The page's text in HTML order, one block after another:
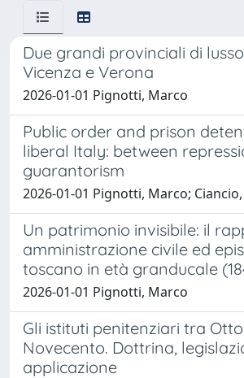
Due grandi provinciali di
Vicenza e Verona
2026-01-01 Pignotti, Marco
Public order and prison
liberal Italy: between
guarantorism
2026-01-01 Pignotti, Marco;
Un patrimonio invisibile: il
amministrazione civile ed
toscano in età granducale
2026-01-01 Pignotti, Marco
Gli istituti penitenziari tra
Novecento. Dottrina,
applicazione